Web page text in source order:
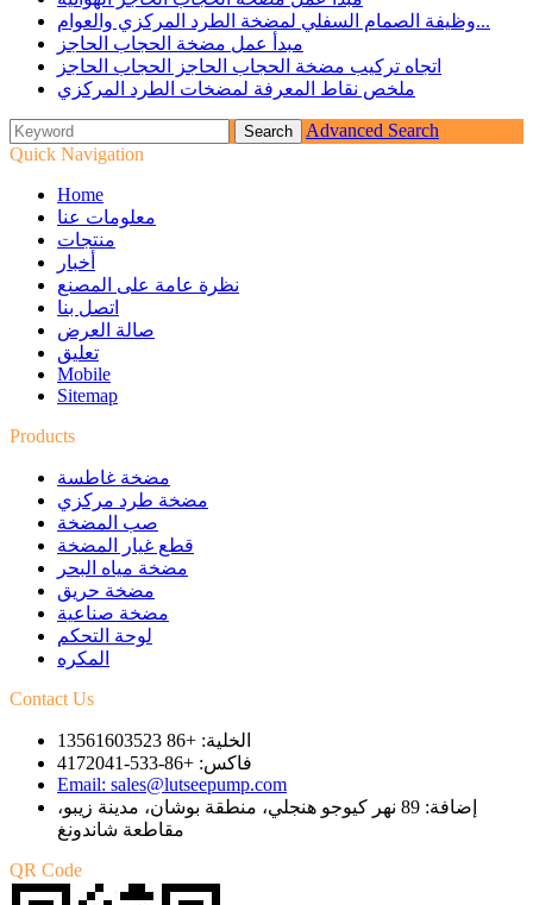
وظيفة الصمام السفلي لمضخة الطرد المركزي والعوام...
مبدأ عمل مضخة الحجاب الحاجز
اتجاه تركيب مضخة الحجاب الحاجز الحجاب الحاجز
ملخص نقاط المعرفة لمضخات الطرد المركزي
Advanced Search
Quick Navigation
Home
معلومات عنا
منتجات
أخبار
نظرة عامة على المصنع
اتصل بنا
صالة العرض
تعليق
Mobile
Sitemap
Products
مضخة غاطسة
مضخة طرد مركزي
صب المضخة
قطع غيار المضخة
مضخة مياه البحر
مضخة حريق
مضخة صناعية
لوحة التحكم
المكره
Contact Us
الخلية: +86 13561603523
فاكس: +86-533-4172041
Email: sales@lutseepump.com
إضافة: 89 نهر كيوجو هنجلي، منطقة بوشان، مدينة زيبو،
مقاطعة شاندونغ
QR Code